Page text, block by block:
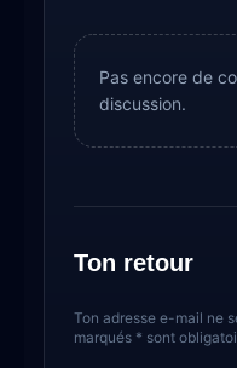
Pas encore de
discussion.
Ton retour
Ton adresse e-mail ne
marqués * sont